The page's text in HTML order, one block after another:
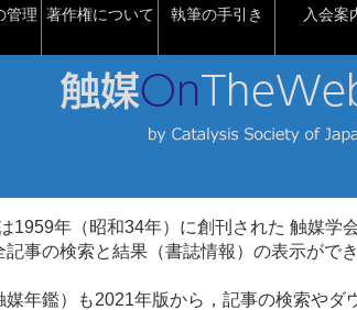
管理 著作権について 執筆の手引き 入会案
1959年（昭和34年）に創刊された 触媒学
事の検索と結果（書誌情報）の表示がで
年鑑）も2021年版から，記事の検索やダ